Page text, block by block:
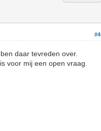
#4
daar tevreden over.
voor mij een open vraag.